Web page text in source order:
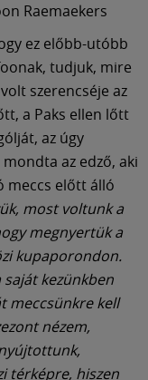
Raemaekers
ez előbb-utóbb
tudjuk, mire
szerencséje az
a Paks ellen lőtt
az úgy
az edző, aki
meccs előtt álló
most voltunk a
megnyertük a
kupaporondon.
kezünkben
meccsünkre kell
nézem,
térképre, hiszen